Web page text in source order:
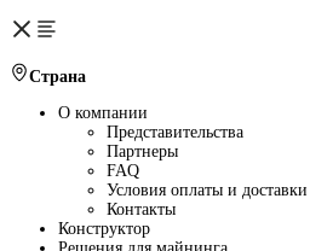
Страна
О компании
Представительства
Партнеры
FAQ
Условия оплаты и доставки
Контакты
Конструктор